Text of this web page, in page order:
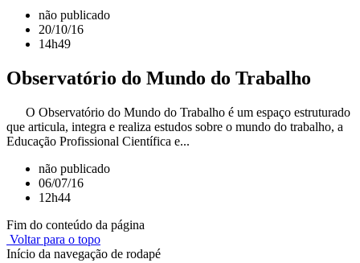
não publicado
20/10/16
14h49
Observatório do Mundo do Trabalho
O Observatório do Mundo do Trabalho é um espaço estruturado
que articula, integra e realiza estudos sobre o mundo do trabalho, a
Educação Profissional Científica e...
não publicado
06/07/16
12h44
Fim do conteúdo da página
Voltar para o topo
Início da navegação de rodapé